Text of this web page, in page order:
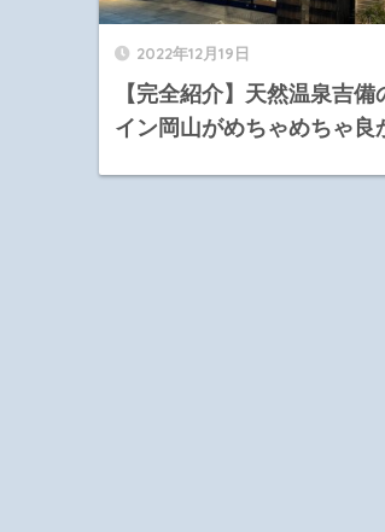
2022年12月19日
【完全紹介】天然温泉吉
イン岡山がめちゃめちゃ良